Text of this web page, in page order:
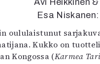
Avi Heikkinen
Esa Niskanen:
oululaistunut
Kukko on
Kongossa (Karmea